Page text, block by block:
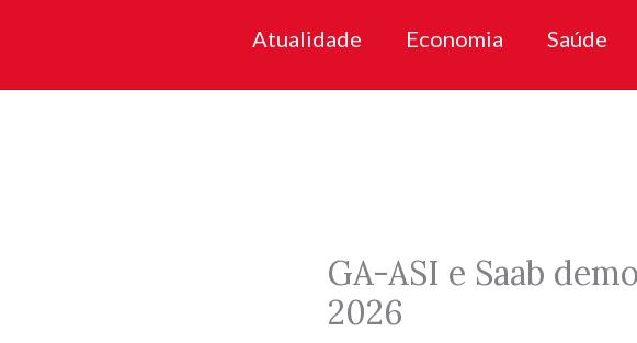
Atualidade Economia Saúde
GA-ASI e Saab
2026